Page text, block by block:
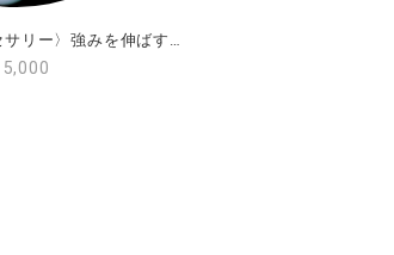
〈星が導く開運アクセサリー〉強みを伸ばす魔法の御守りブレス